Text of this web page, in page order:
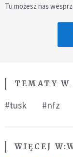
Tu możesz nas
TEMATY W
#tusk #nfz
WIĘCEJ W: